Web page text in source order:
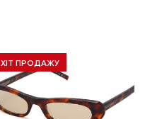
ХІТ ПРОДАЖУ